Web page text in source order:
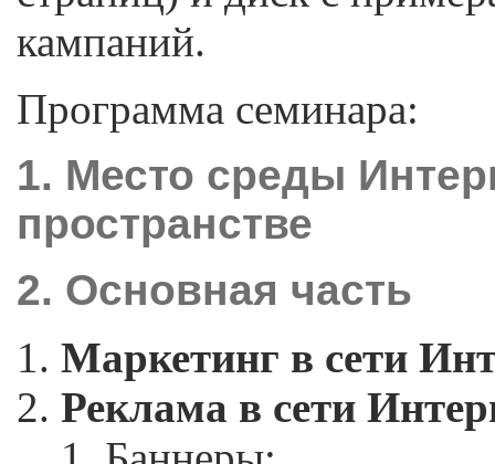
кампаний.
Программа семинара:
1. Место среды
пространстве
2. Основная часть
Маркетинг в сети
Реклама в сети